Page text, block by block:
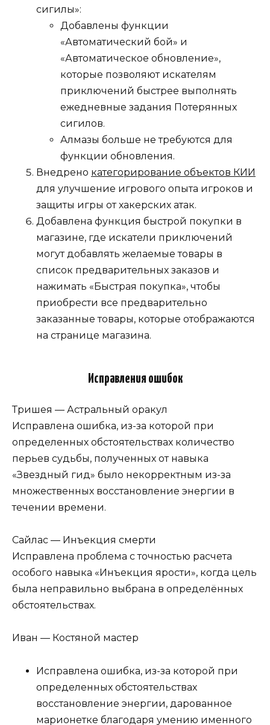
сигилы»:
Добавлены функции
«Автоматический бой» и
«Автоматическое обновление»,
которые позволяют искателям
приключений быстрее выполнять
ежедневные задания Потерянных
сигилов.
Алмазы больше не требуются для
функции обновления.
Внедрено категорирование объектов КИИ
для улучшение игрового опыта игроков и
защиты игры от хакерских атак.
Добавлена функция быстрой покупки в
магазине, где искатели приключений
могут добавлять желаемые товары в
список предварительных заказов и
нажимать «Быстрая покупка», чтобы
приобрести все предварительно
заказанные товары, которые отображаются
на странице магазина.
Исправления ошибок
Тришея — Астральный оракул
Исправлена ошибка, из-за которой при
определенных обстоятельствах количество
перьев судьбы, полученных от навыка
«Звездный гид» было некорректным из-за
множественных восстановление энергии в
течении времени.
Сайлас — Инъекция смерти
Исправлена проблема с точностью расчета
особого навыка «Инъекция ярости», когда цель
была неправильно выбрана в определённых
обстоятельствах.
Иван — Костяной мастер
Исправлена ошибка, из-за которой при
определенных обстоятельствах
восстановление энергии, дарованное
марионетке благодаря умению именного